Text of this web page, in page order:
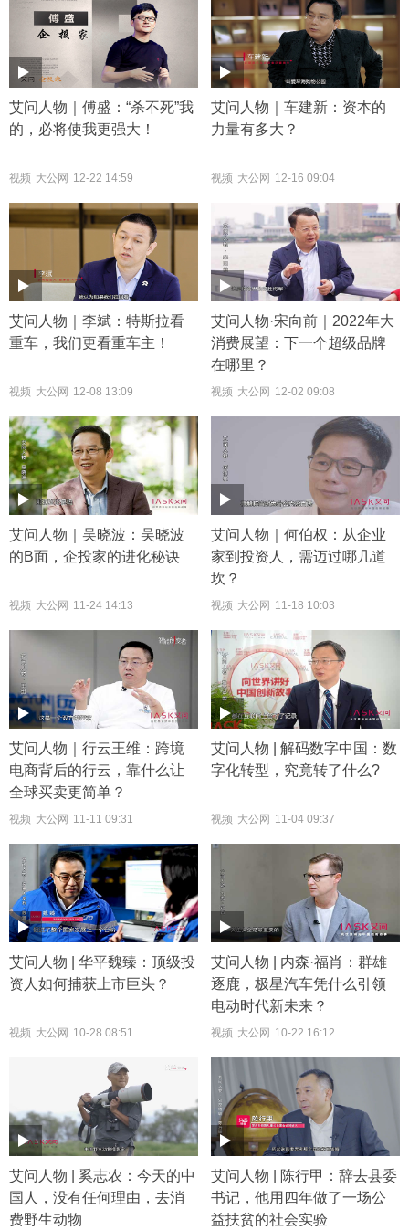
艾问人物｜傅盛：“杀不死”我
的，必将使我更强大！
视频 大公网 12-22 14:59
艾问人物｜车建新：资本的
力量有多大？
视频 大公网 12-16 09:04
艾问人物｜李斌：特斯拉看
重车，我们更看重车主！
视频 大公网 12-08 13:09
艾问人物·宋向前｜2022年大
消费展望：下一个超级品牌
在哪里？
视频 大公网 12-02 09:08
艾问人物｜吴晓波：吴晓波
的B面，企投家的进化秘诀
视频 大公网 11-24 14:13
艾问人物｜何伯权：从企业
家到投资人，需迈过哪几道
坎？
视频 大公网 11-18 10:03
艾问人物｜行云王维：跨境
电商背后的行云，靠什么让
全球买卖更简单？
视频 大公网 11-11 09:31
艾问人物 | 解码数字中国：数
字化转型，究竟转了什么?
视频 大公网 11-04 09:37
艾问人物 | 华平魏臻：顶级投
资人如何捕获上市巨头？
视频 大公网 10-28 08:51
艾问人物 | 内森·福肖：群雄
逐鹿，极星汽车凭什么引领
电动时代新未来？
视频 大公网 10-22 16:12
艾问人物 | 奚志农：今天的中
国人，没有任何理由，去消
费野生动物
艾问人物 | 陈行甲：辞去县委
书记，他用四年做了一场公
益扶贫的社会实验